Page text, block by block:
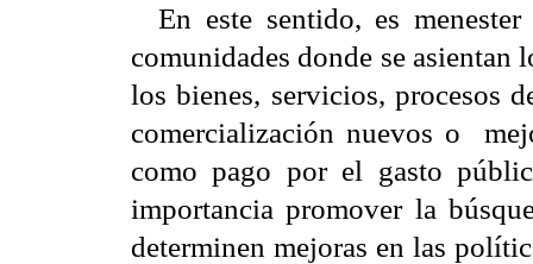
En este sentido, es
comunidades donde se asientan
los bienes, servicios, procesos
comercialización nuevos o
como pago por el gasto
importancia promover la
determinen mejoras en las